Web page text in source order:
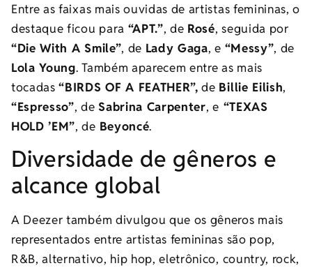
Entre as faixas mais ouvidas de artistas femininas, o
destaque ficou para “APT.”, de Rosé, seguida por
“Die With A Smile”, de Lady Gaga, e “Messy”, de
Lola Young. Também aparecem entre as mais
tocadas“BIRDS OF A FEATHER”, de Billie Eilish,
“Espresso”, deSabrina Carpenter, e “TEXAS
HOLD ’EM”, de Beyoncé.
Diversidade de gêneros e
alcance global
A Deezer também divulgou que os gêneros mais
representados entre artistas femininas são pop,
R&B, alternativo, hip hop, eletrônico, country, rock,